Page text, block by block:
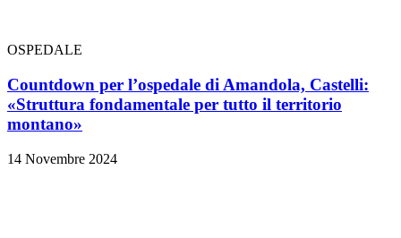
OSPEDALE
Countdown per l’ospedale di Amandola, Castelli:
«Struttura fondamentale per tutto il territorio
montano»
14 Novembre 2024